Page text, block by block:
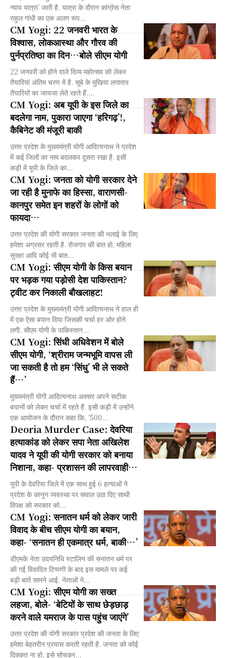
न्याय यात्रा’ जारी है. यात्रा के दौरान कांग्रेस नेता
राहुल गांधी का एक अलग रूप...
CM Yogi: 22 जनवरी भारत के
विश्वास, लोकआस्था और गौरव की
पुर्नप्रतिष्ठा का दिन…बोले सीएम योगी
22 जनवरी को होने वाले दिव्य महोत्सव को लेकर
तैयारियां अंतिम चरण में है. सूबे के मुखिया लगातार
तैयारियों का जायजा लेते रहते हैं....
CM Yogi: अब यूपी के इस जिले का
बदलेगा नाम, पुकारा जाएगा ‘हरिगढ़’!,
कैबिनेट की मंजूरी बाकी
उत्तर प्रदेश के मुख्यमंत्री योगी आदित्यनाथ ने प्रदेश
में कई जिलों का नाम बदलकर दूसरा रखा है. इसी
कड़ी में यूपी के जिले का...
CM Yogi: जनता को योगी सरकार देने
जा रही है मुनाफे का हिस्सा, वाराणसी-
कानपुर समेत इन शहरों के लोगों को
फायदा…
उत्तर प्रदेश की योगी सरकार जनता की भलाई के लिए
हमेशा अग्रसर रहती है. रोजगार की बात हो, महिला
सुरक्षा आदि कोई भी बात...
CM Yogi: सीएम योगी के किस बयान
पर भड़क गया पड़ोसी देश पाकिस्तान?
ट्वीट कर निकाली बौखलाहट!
उत्तर प्रदेश के मुख्यमंत्री योगी आदित्यनाथ ने हाल ही
में एक ऐसा बयान दिया जिसकी चर्चा हर ओर होने
लगी. सीएम योगी के पाकिस्तान...
CM Yogi: सिंधी अधिवेशन में बोले
सीएम योगी, ‘श्रीराम जन्मभूमि वापस ली
जा सकती है तो हम ‘सिंधु’ भी ले सकते
हैं…’
मुख्यमंत्री योगी आदित्यनाथ अक्सर अपने सटीक
बयानों को लेकर चर्चा में रहते हैं. इसी कड़ी में उन्होंने
एक आयोजन के दौरान कहा कि, ‘500...
Deoria Murder Case: देवरिया
हत्याकांड को लेकर सपा नेता अखिलेश
यादव ने यूपी की योगी सरकार को बनाया
निशाना, कहा- प्रशासन की लापरवाही…
यूपी के देवरिया जिले में एक साथ हुई 6 हत्याओं ने
प्रदेश के कानून व्यवस्था पर सवाल उठा दिए साथी
विपक्ष को सरकार को...
CM Yogi: सनातन धर्म को लेकर जारी
विवाद के बीच सीएम योगी का बयान,
कहा- ‘सनातन ही एकमात्र धर्म, बाकी…’
डीएमके नेता उदयनिधि स्टालिन की सनातन धर्म पर
की गई विवादित टिप्पणी के बाद इस मामले पर कई
बड़ी बातें सामने आई. नेताओं ने...
CM Yogi: सीएम योगी का सख्त
लहजा, बोले- ‘बेटियों के साथ छेड़छाड़
करने वाले यमराज के पास पहुंच जाएंगे’
उत्तर प्रदेश की योगी सरकार प्रदेश की जनता के लिए
हमेशा बेहतरीन प्रयास करती रहती है. जनता को कोई
दिक्कत ना हो, इसे सोचकर...